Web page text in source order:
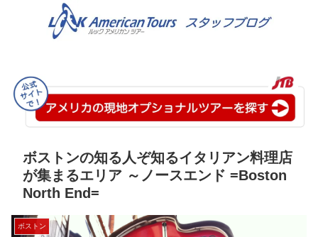
ボストンの知る人ぞ知るイタリアン料理店
が集まるエリア ～ノースエンド =Boston
North End=
ボストン